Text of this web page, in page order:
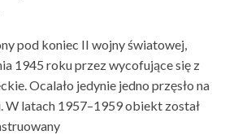
pod koniec II wojny światowej,
1945 roku przez wycofujące się z
Ocalało jedynie jedno przęsło na
W latach 1957–1959 obiekt został